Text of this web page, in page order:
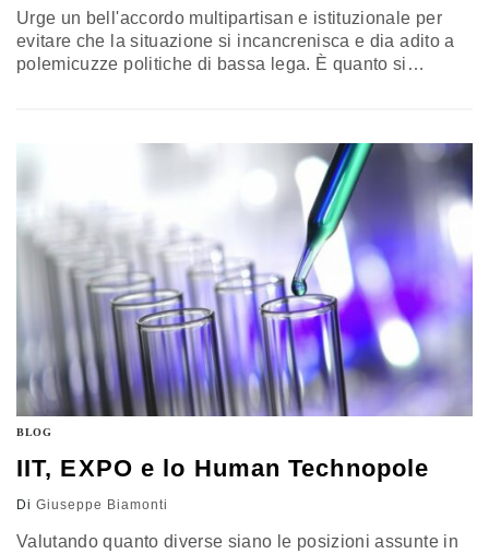
Urge un bell'accordo multipartisan e istituzionale per
evitare che la situazione si incancrenisca e dia adito a
polemicuzze politiche di bassa lega. È quanto si
Milano e Camera di Commercio di Milano. Anche
perché il successo dell'Esposizione, al…
BLOG
IIT, EXPO e lo Human Technopole
Di Giuseppe Biamonti
Valutando quanto diverse siano le posizioni assunte in